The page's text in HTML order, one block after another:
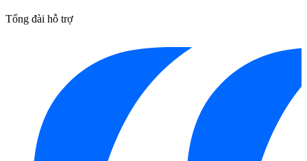
Tổng đài hỗ trợ